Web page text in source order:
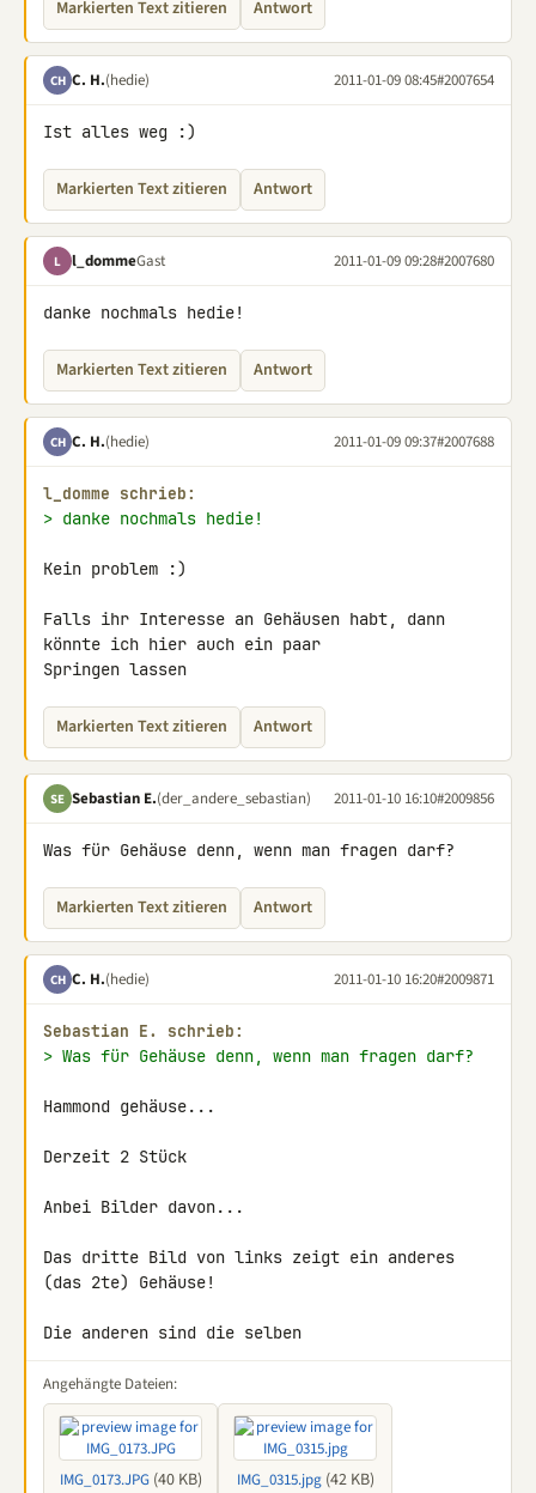
Markierten Text zitieren Antwort
CH C. H.(hedie) 2011-01-09 08:45#2007654
Ist alles weg :)
Markierten Text zitieren Antwort
L l_dommeGast 2011-01-09 09:28#2007680
danke nochmals hedie!
Markierten Text zitieren Antwort
CH C. H.(hedie) 2011-01-09 09:37#2007688
l_domme schrieb:
> danke nochmals hedie!
Kein problem :)
Falls ihr Interesse an Gehäusen habt, dann
könnte ich hier auch ein paar
Springen lassen
Markierten Text zitieren Antwort
SE Sebastian E.(der_andere_sebastian) 2011-01-10 16:10#2009856
Was für Gehäuse denn, wenn man fragen darf?
Markierten Text zitieren Antwort
CH C. H.(hedie) 2011-01-10 16:20#2009871
Sebastian E. schrieb:
> Was für Gehäuse denn, wenn man fragen darf?
Hammond gehäuse...
Derzeit 2 Stück
Anbei Bilder davon...
Das dritte Bild von links zeigt ein anderes
(das 2te) Gehäuse!
Die anderen sind die selben
Angehängte Dateien:
IMG_0173.JPG(40 KB) IMG_0315.jpg(42 KB)